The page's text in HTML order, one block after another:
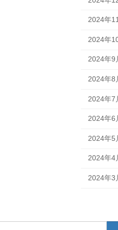
2024年
2024年
2024年9
2024年8
2024年7
2024年6
2024年5
2024年4
2024年3